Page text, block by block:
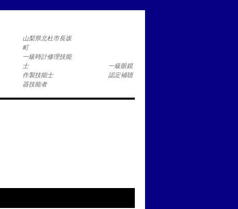
山梨県北杜市長坂
一級時計修理技能
士 一級眼鏡
作製技能士 認定補聴
器技能者